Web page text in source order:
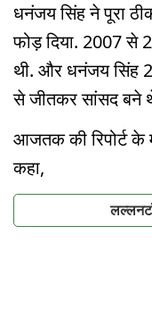
धनंजय सिंह ने पूरा
फोड़ दिया. 2007 से
थी. और धनंजय सिंह
से जीतकर सांसद बने
आजतक की रिपोर्ट
कहा,